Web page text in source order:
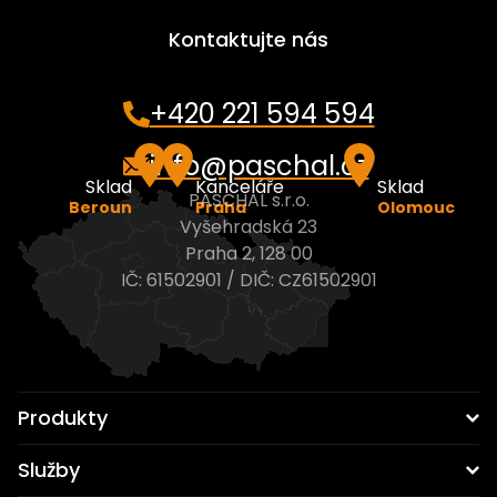
Kontaktujte nás
+420 221 594 594
info@paschal.cz
Otevřít v Google mapách
Kanceláře
Praha
Otevřít v Google mapách
Sklad
Beroun
Otevřít v Google mapách
Sklad
Olomouc
PASCHAL s.r.o.
Vyšehradská 23
Praha 2, 128 00
IČ: 61502901 / DIČ: CZ61502901
Produkty
Stěnové systémy
Služby